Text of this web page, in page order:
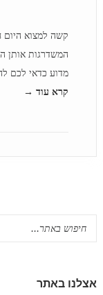
קשה למצוא היום
המשדרגות אותן
מדוע כדאי לכם
קרא עוד →
אצלנו באתר